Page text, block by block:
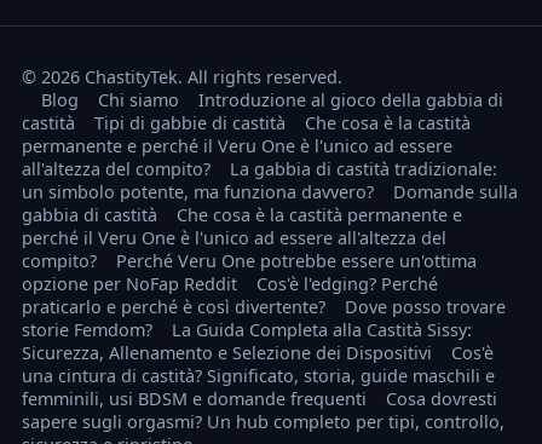
© 2026 ChastityTek. All rights reserved.
Blog
Chi siamo
Introduzione al gioco della gabbia di
castità
Tipi di gabbie di castità
Che cosa è la castità
permanente e perché il Veru One è l'unico ad essere
all'altezza del compito?
La gabbia di castità tradizionale:
un simbolo potente, ma funziona davvero?
Domande sulla
gabbia di castità
Che cosa è la castità permanente e
perché il Veru One è l'unico ad essere all'altezza del
compito?
Perché Veru One potrebbe essere un'ottima
opzione per NoFap Reddit
Cos'è l'edging? Perché
praticarlo e perché è così divertente?
Dove posso trovare
storie Femdom?
La Guida Completa alla Castità Sissy:
Sicurezza, Allenamento e Selezione dei Dispositivi
Cos'è
una cintura di castità? Significato, storia, guide maschili e
femminili, usi BDSM e domande frequenti
Cosa dovresti
sapere sugli orgasmi? Un hub completo per tipi, controllo,